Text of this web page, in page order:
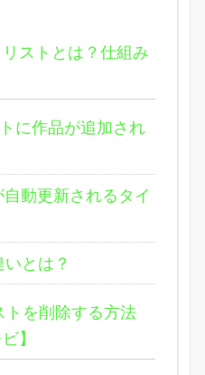
ストとは？仕組み
に作品が追加され
動更新されるタイ
とは？
を削除する方法
】